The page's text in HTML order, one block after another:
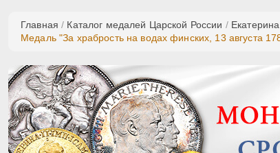
Главная / Каталог медалей Царской России /
Медаль "За храбрость на водах финских, 13 августа